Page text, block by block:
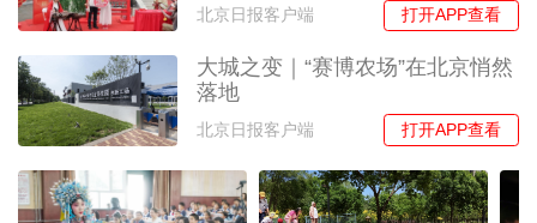
北京日报客户端 打开APP查看
大城之变｜“赛博农场”在北京悄然
落地
北京日报客户端 打开APP查看